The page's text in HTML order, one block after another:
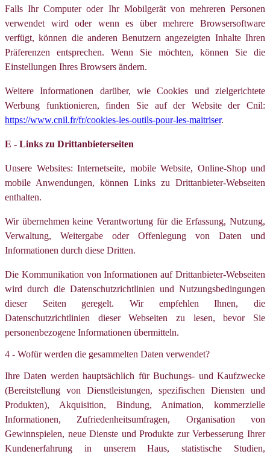
Falls Ihr Computer oder Ihr Mobilgerät von mehreren Personen
verwendet wird oder wenn es über mehrere Browsersoftware
verfügt, können die anderen Benutzern angezeigten Inhalte Ihren
Präferenzen entsprechen. Wenn Sie möchten, können Sie die
Einstellungen Ihres Browsers ändern.
Weitere Informationen darüber, wie Cookies und zielgerichtete
Werbung funktionieren, finden Sie auf der Website der Cnil:
https://www.cnil.fr/fr/cookies-les-outils-pour-les-maitriser.
E - Links zu Drittanbieterseiten
Unsere Websites: Internetseite, mobile Website, Online-Shop und
mobile Anwendungen, können Links zu Drittanbieter-Webseiten
enthalten.
Wir übernehmen keine Verantwortung für die Erfassung, Nutzung,
Verwaltung, Weitergabe oder Offenlegung von Daten und
Informationen durch diese Dritten.
Die Kommunikation von Informationen auf Drittanbieter-Webseiten
wird durch die Datenschutzrichtlinien und Nutzungsbedingungen
dieser Seiten geregelt. Wir empfehlen Ihnen, die
Datenschutzrichtlinien dieser Webseiten zu lesen, bevor Sie
personenbezogene Informationen übermitteln.
4 - Wofür werden die gesammelten Daten verwendet?
Ihre Daten werden hauptsächlich für Buchungs- und Kaufzwecke
(Bereitstellung von Dienstleistungen, spezifischen Diensten und
Produkten), Akquisition, Bindung, Animation, kommerzielle
Informationen, Zufriedenheitsumfragen, Organisation von
Gewinnspielen, neue Dienste und Produkte zur Verbesserung Ihrer
Kundenerfahrung in unserem Haus, statistische Studien,